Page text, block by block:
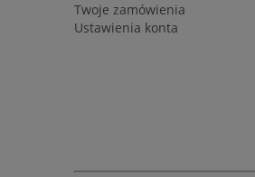
Twoje zamówienia
Ustawienia konta